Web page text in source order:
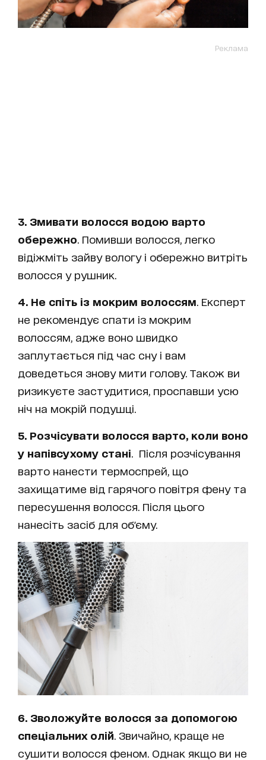
Реклама
3. Змивати волосся водою варто
обережно . Помивши волосся, легко
відіжміть зайву вологу і обережно витріть
волосся у рушник.
4. Не спіть із мокрим волоссям . Експерт
не рекомендує спати із мокрим
волоссям, адже воно швидко
заплутається під час сну і вам
доведеться знову мити голову. Також ви
ризикуєте застудитися, проспавши усю
ніч на мокрій подушці.
5. Розчісувати волосся варто, коли воно
у напівсухому стані . Після розчісування
варто нанести термоспрей, що
захищатиме від гарячого повітря фену та
пересушення волосся. Після цього
нанесіть засіб для об'єму.
6. Зволожуйте волосся за допомогою
спеціальних олій . Звичайно, краще не
сушити волосся феном. Однак якщо ви не